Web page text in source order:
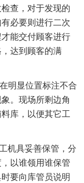
查，对于发现的
必要则进行二次
能交付顾客进行
达到顾客的满
明显位置标注不合
。现场所剩边角
库，以便其它工
机具妥善保管，分
以谁领用谁保管
要向库管员说明